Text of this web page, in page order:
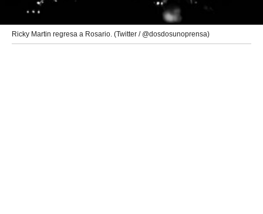
Ricky Martin regresa a Rosario. (Twitter / @dosdosunoprensa)